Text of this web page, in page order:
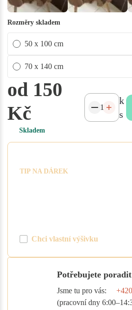
Rozměry skladem
50 x 100 cm
70 x 140 cm
od 150
Kč
Skladem
k
s
TIP NA DÁREK
Chci vlastní výšivku
Potřebujete
Jsme tu pro vás:
(pracovní dny